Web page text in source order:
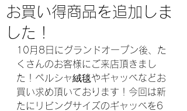
お買い得商品を追加しま
した！
10月8日にグランドオープン後、た
くさんのお客様にご来店頂きまし
た！ペルシャ絨毯やギャッベなどお
買い求め頂いております！今回は新
たにリビングサイズのギャッベを6